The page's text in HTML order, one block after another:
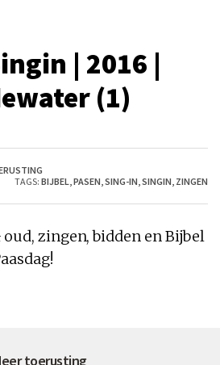
| 2016 |
(1)
TAGS: BIJBEL PASEN SING-IN SINGIN ZINGEN
zingen, bidden en Bijbel
toerusting